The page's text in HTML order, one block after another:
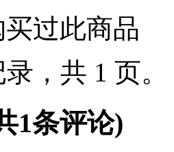
过此商品
录，共 1 页。
1条评论)